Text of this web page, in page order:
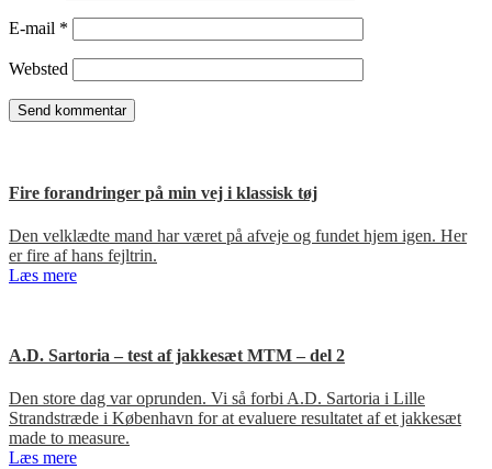
E-mail *
Websted
Fire forandringer på min vej i klassisk tøj
Den velklædte mand har været på afveje og fundet hjem igen. Her
er fire af hans fejltrin.
Læs mere
A.D. Sartoria – test af jakkesæt MTM – del 2
Den store dag var oprunden. Vi så forbi A.D. Sartoria i Lille
Strandstræde i København for at evaluere resultatet af et jakkesæt
made to measure.
Læs mere